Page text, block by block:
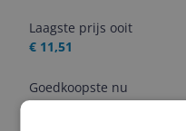
Laagste prijs ooit
€ 11,51
Goedkoopste nu
€ 11,51